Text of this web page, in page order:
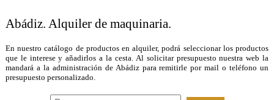
Abádiz. Alquiler de maquinaria.
En nuestro catálogo de productos en alquiler, podrá seleccionar los productos
que le interese y añadirlos a la cesta. Al solicitar presupuesto nuestra web la
mandará a la administración de Abádiz para remitirle por mail o teléfono un
presupuesto personalizado.